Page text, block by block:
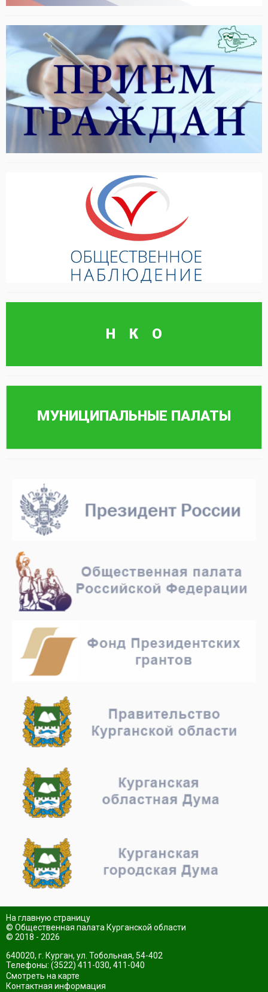
На главную страницу
© Общественная палата Курганской области
© 2018 - 2026
640020, г. Курган, ул. Тобольная, 54-402
Телефоны: (3522) 411-030, 411-040
Смотреть на карте
Контактная информация